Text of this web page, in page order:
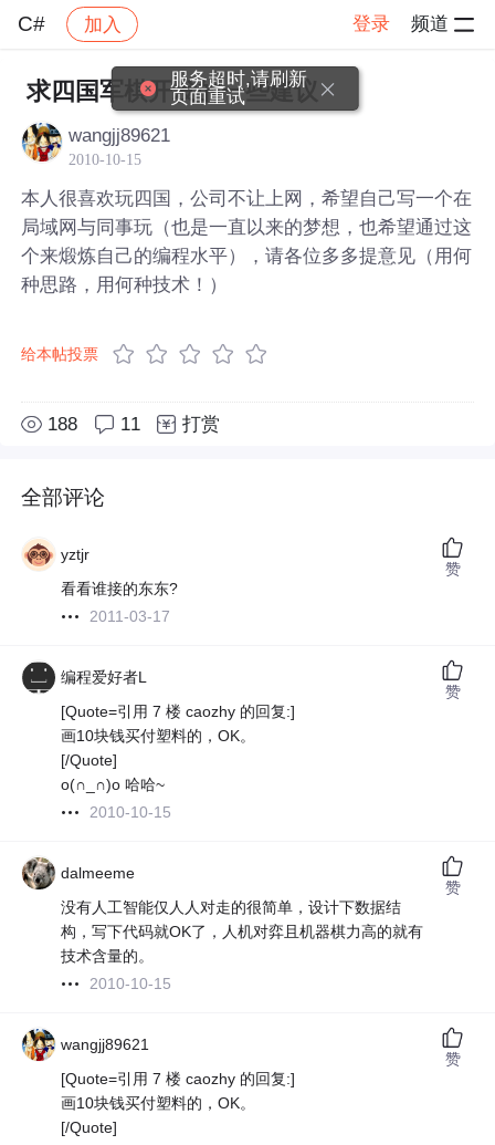
C# 加入 登录 频道
社区 C# 帖子详情
求四国军棋开发的一些建议
wangjj89621
2010-10-15
本人很喜欢玩四国，公司不让上网，希望自己写一个在
局域网与同事玩（也是一直以来的梦想，也希望通过这
个来煅炼自己的编程水平），请各位多多提意见（用何
种思路，用何种技术！）
给本帖投票
188 11 打赏
全部评论
yztjr
看看谁接的东东?
2011-03-17
赞
编程爱好者L
[Quote=引用 7 楼 caozhy 的回复:]
画10块钱买付塑料的，OK。
[/Quote]
o(∩_∩)o 哈哈~
2010-10-15
赞
dalmeeme
没有人工智能仅人人对走的很简单，设计下数据结
构，写下代码就OK了，人机对弈且机器棋力高的就有
技术含量的。
2010-10-15
赞
wangjj89621
[Quote=引用 7 楼 caozhy 的回复:]
画10块钱买付塑料的，OK。
[/Quote]
赞
服务超时,请刷新
页面重试